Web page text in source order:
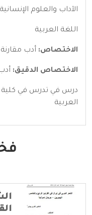
الآداب والعلوم
اللغة العربية
الاختصاص: أدب مقارنة
الاختصاص الدقيق:
درس في ‏تدرس في
العربية‏